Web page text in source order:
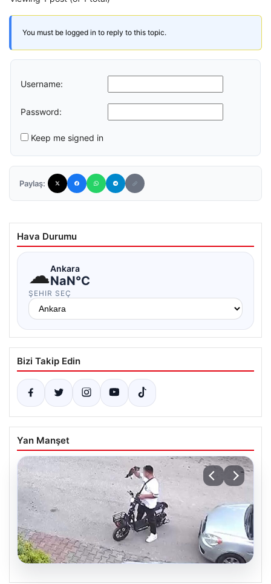
You must be logged in to reply to this topic.
Username:
Password:
Keep me signed in
Paylaş:
Hava Durumu
☁Ankara
NaN°C
ŞEHIR SEÇ
Bizi Takip Edin
Yan Manşet